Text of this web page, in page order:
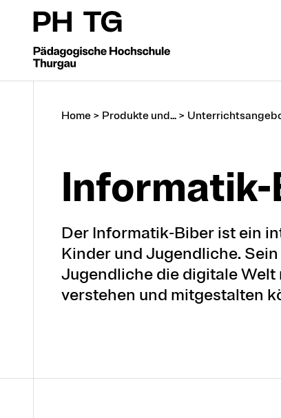
Home > Produkte und... >
Der Informatik-Biber ist ein
Kinder und Jugendliche.
Jugendliche die digitale Welt
verstehen und mitgestalten